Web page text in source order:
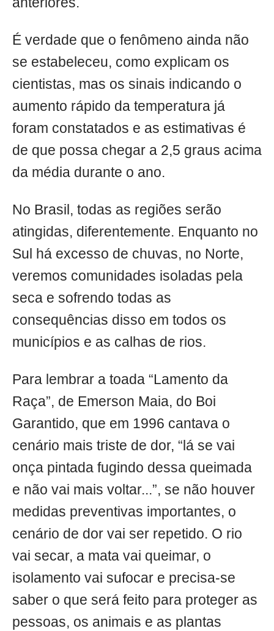
É verdade que o fenômeno ainda não
se estabeleceu, como explicam os
cientistas, mas os sinais indicando o
aumento rápido da temperatura já
foram constatados e as estimativas é
de que possa chegar a 2,5 graus acima
da média durante o ano.
No Brasil, todas as regiões serão
atingidas, diferentemente. Enquanto no
Sul há excesso de chuvas, no Norte,
veremos comunidades isoladas pela
seca e sofrendo todas as
consequências disso em todos os
municípios e as calhas de rios.
Para lembrar a toada “Lamento da
Raça”, de Emerson Maia, do Boi
Garantido, que em 1996 cantava o
cenário mais triste de dor, “lá se vai
onça pintada fugindo dessa queimada
e não vai mais voltar...”, se não houver
medidas preventivas importantes, o
cenário de dor vai ser repetido. O rio
vai secar, a mata vai queimar, o
isolamento vai sufocar e precisa-se
saber o que será feito para proteger as
pessoas, os animais e as plantas